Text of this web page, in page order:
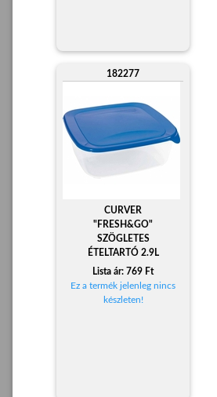
182277
CURVER
"FRESH&GO"
SZÖGLETES
ÉTELTARTÓ 2.9L
Lista ár: 769 Ft
Ez a termék jelenleg nincs
készleten!